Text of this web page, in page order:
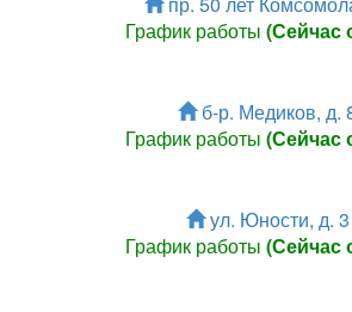
График работы (Сейчас
б-р. Медиков, д.
График работы (Сейчас
ул. Юности, д. 3
График работы (Сейчас